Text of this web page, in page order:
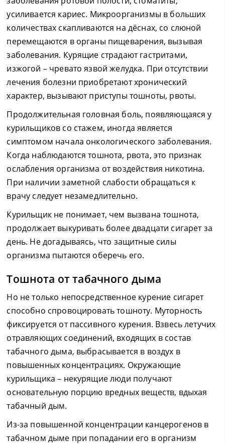
усиливается кариес. Микроорганизмы в больших
количествах скапливаются на дёснах, со слюной
перемещаются в органы пищеварения, вызывая
заболевания. Курящие страдают гастритами,
изжогой – чревато язвой желудка. При отсутствии
лечения болезни приобретают хронический
характер, вызывают приступы тошноты, рвоты.
Продолжительная головная боль, появляющаяся у
курильщиков со стажем, иногда является
симптомом начала онкологического заболевания.
Когда наблюдаются тошнота, рвота, это признак
ослабления организма от воздействия никотина.
При наличии заметной слабости обращаться к
врачу следует незамедлительно.
Курильщик не понимает, чем вызвана тошнота,
продолжает выкуривать более двадцати сигарет за
день. Не догадываясь, что защитные силы
организма пытаются оберечь его.
Тошнота от табачного дыма
Но не только непосредственное курение сигарет
способно спровоцировать тошноту. Муторность
фиксируется от пассивного курения. Взвесь летучих
отравляющих соединений, входящих в состав
табачного дыма, выбрасывается в воздух в
повышенных концентрациях. Окружающие
курильщика – некурящие люди получают
основательную порцию вредных веществ, вдыхая
табачный дым.
Из-за повышенной концентрации канцерогенов в
табачном дыме при попадании его в организм